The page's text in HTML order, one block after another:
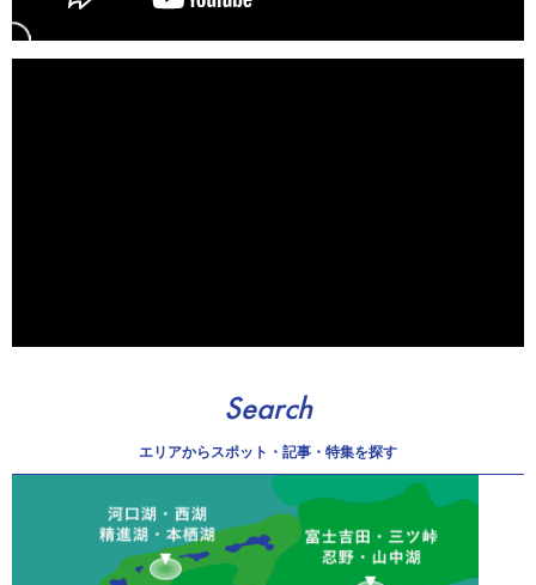
Search
エリアからスポット・記事・特集を探す